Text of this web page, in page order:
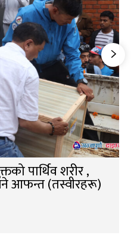
पार्थिव शरीर ,
आफन्त (तस्वीरहरू)